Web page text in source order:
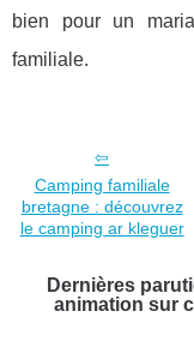
bien pour un
familiale.
Camping familiale
bretagne : découvrez
le camping ar kleguer
Dernières
animation sur